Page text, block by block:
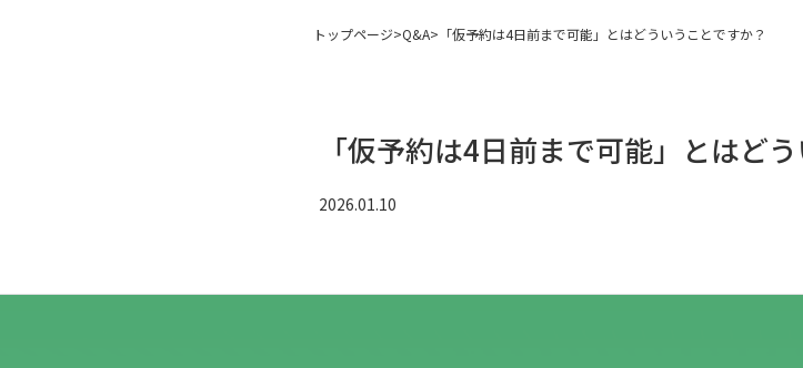
麻布十番メインキッチンス
トップページ>Q&A> 「仮予約は4日前まで可能」とはどういうことですか？
「仮予約は4日前まで可能」とはど
2026.01.10